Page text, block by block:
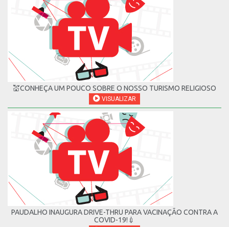
💒CONHEÇA UM POUCO SOBRE O NOSSO TURISMO RELIGIOSO
VISUALIZAR
PAUDALHO INAUGURA DRIVE-THRU PARA VACINAÇÃO CONTRA A
COVID-19!💉